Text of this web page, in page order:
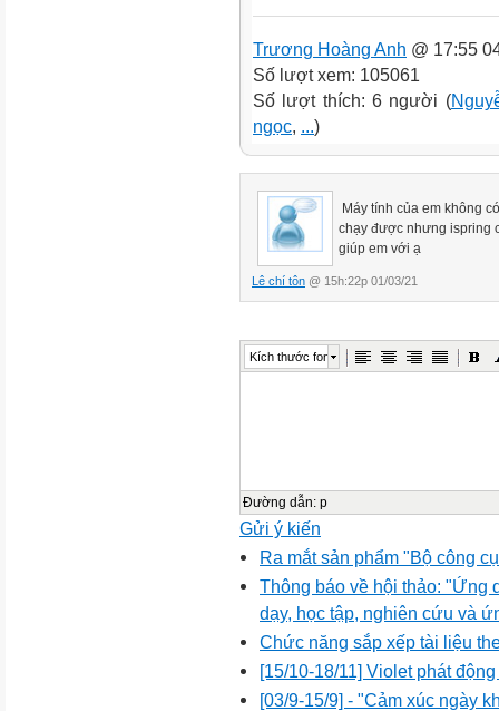
Trương Hoàng Anh @ 17:55
Số lượt xem: 105061
Số lượt thích: 6 người (
ngọc, ...)
Máy tính của em không
chạy được nhưng ispring
giúp em với ạ
Lê chí tôn @ 15h:22p 01/03/21
Kích thước font
Đường dẫn: p
Gửi ý kiến
Ra mắt sản phẩm "Bộ công
Thông báo về hội thảo: "Ứng
dạy, học tập, nghiên cứu và
Chức năng sắp xếp tài liệu
[15/10-18/11] Violet phát
[03/9-15/9] - "Cảm xúc ngày